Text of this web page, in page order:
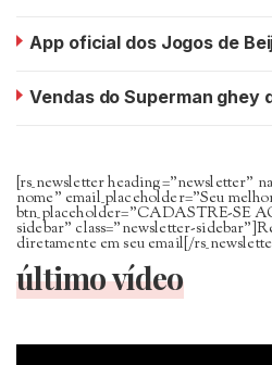
App oficial dos Jogos de
Vendas do Superman ghey
[rs_newsletter heading=”newsletter”
nome” email_placeholder=”Seu
btn_placeholder=”CADASTRE-SE
sidebar” class=”newsletter-
diretamente em seu email[/
último vídeo
Tocador